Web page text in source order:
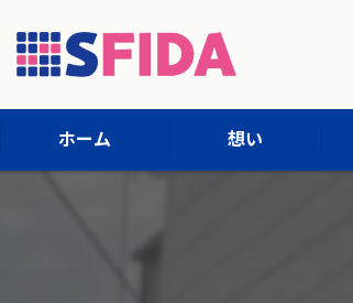
ホーム 想い